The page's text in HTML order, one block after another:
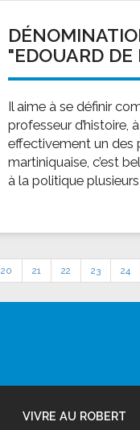
"EDOUARD
Il aime à se définir
professeur d’histoire,
effectivement un des
martiniquaise, c’est
à la politique
20 21 22 23 24
VIVRE AU ROBERT